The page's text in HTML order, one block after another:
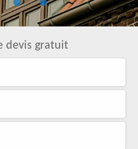
devis gratuit